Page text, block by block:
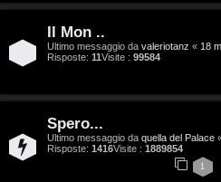
e
n
i
a
Il Mon ..
Ultimo messaggio da valeriotanz « 18
Risposte: 11Visite : 99584
Spero...
Ultimo messaggio da quella del Palace
Risposte: 1416Visite : 1889854
1
u
r
M
s